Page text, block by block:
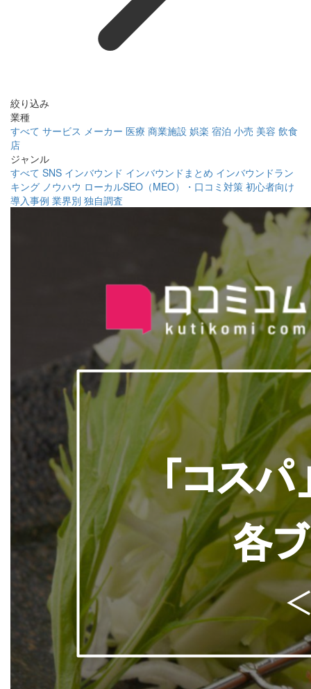
絞り込み
業種
すべて サービス メーカー 医療 商業施設 娯楽 宿泊 小売 美容 飲食
店
ジャンル
すべて SNS インバウンド インバウンドまとめ インバウンドラン
キング ノウハウ ローカルSEO（MEO）・口コミ対策 初心者向け
導入事例 業界別 独自調査